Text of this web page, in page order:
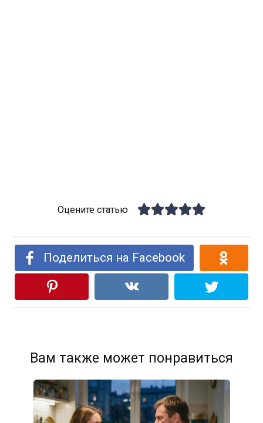
Оцените статью
Поделиться на Facebook
Вам также может понравиться